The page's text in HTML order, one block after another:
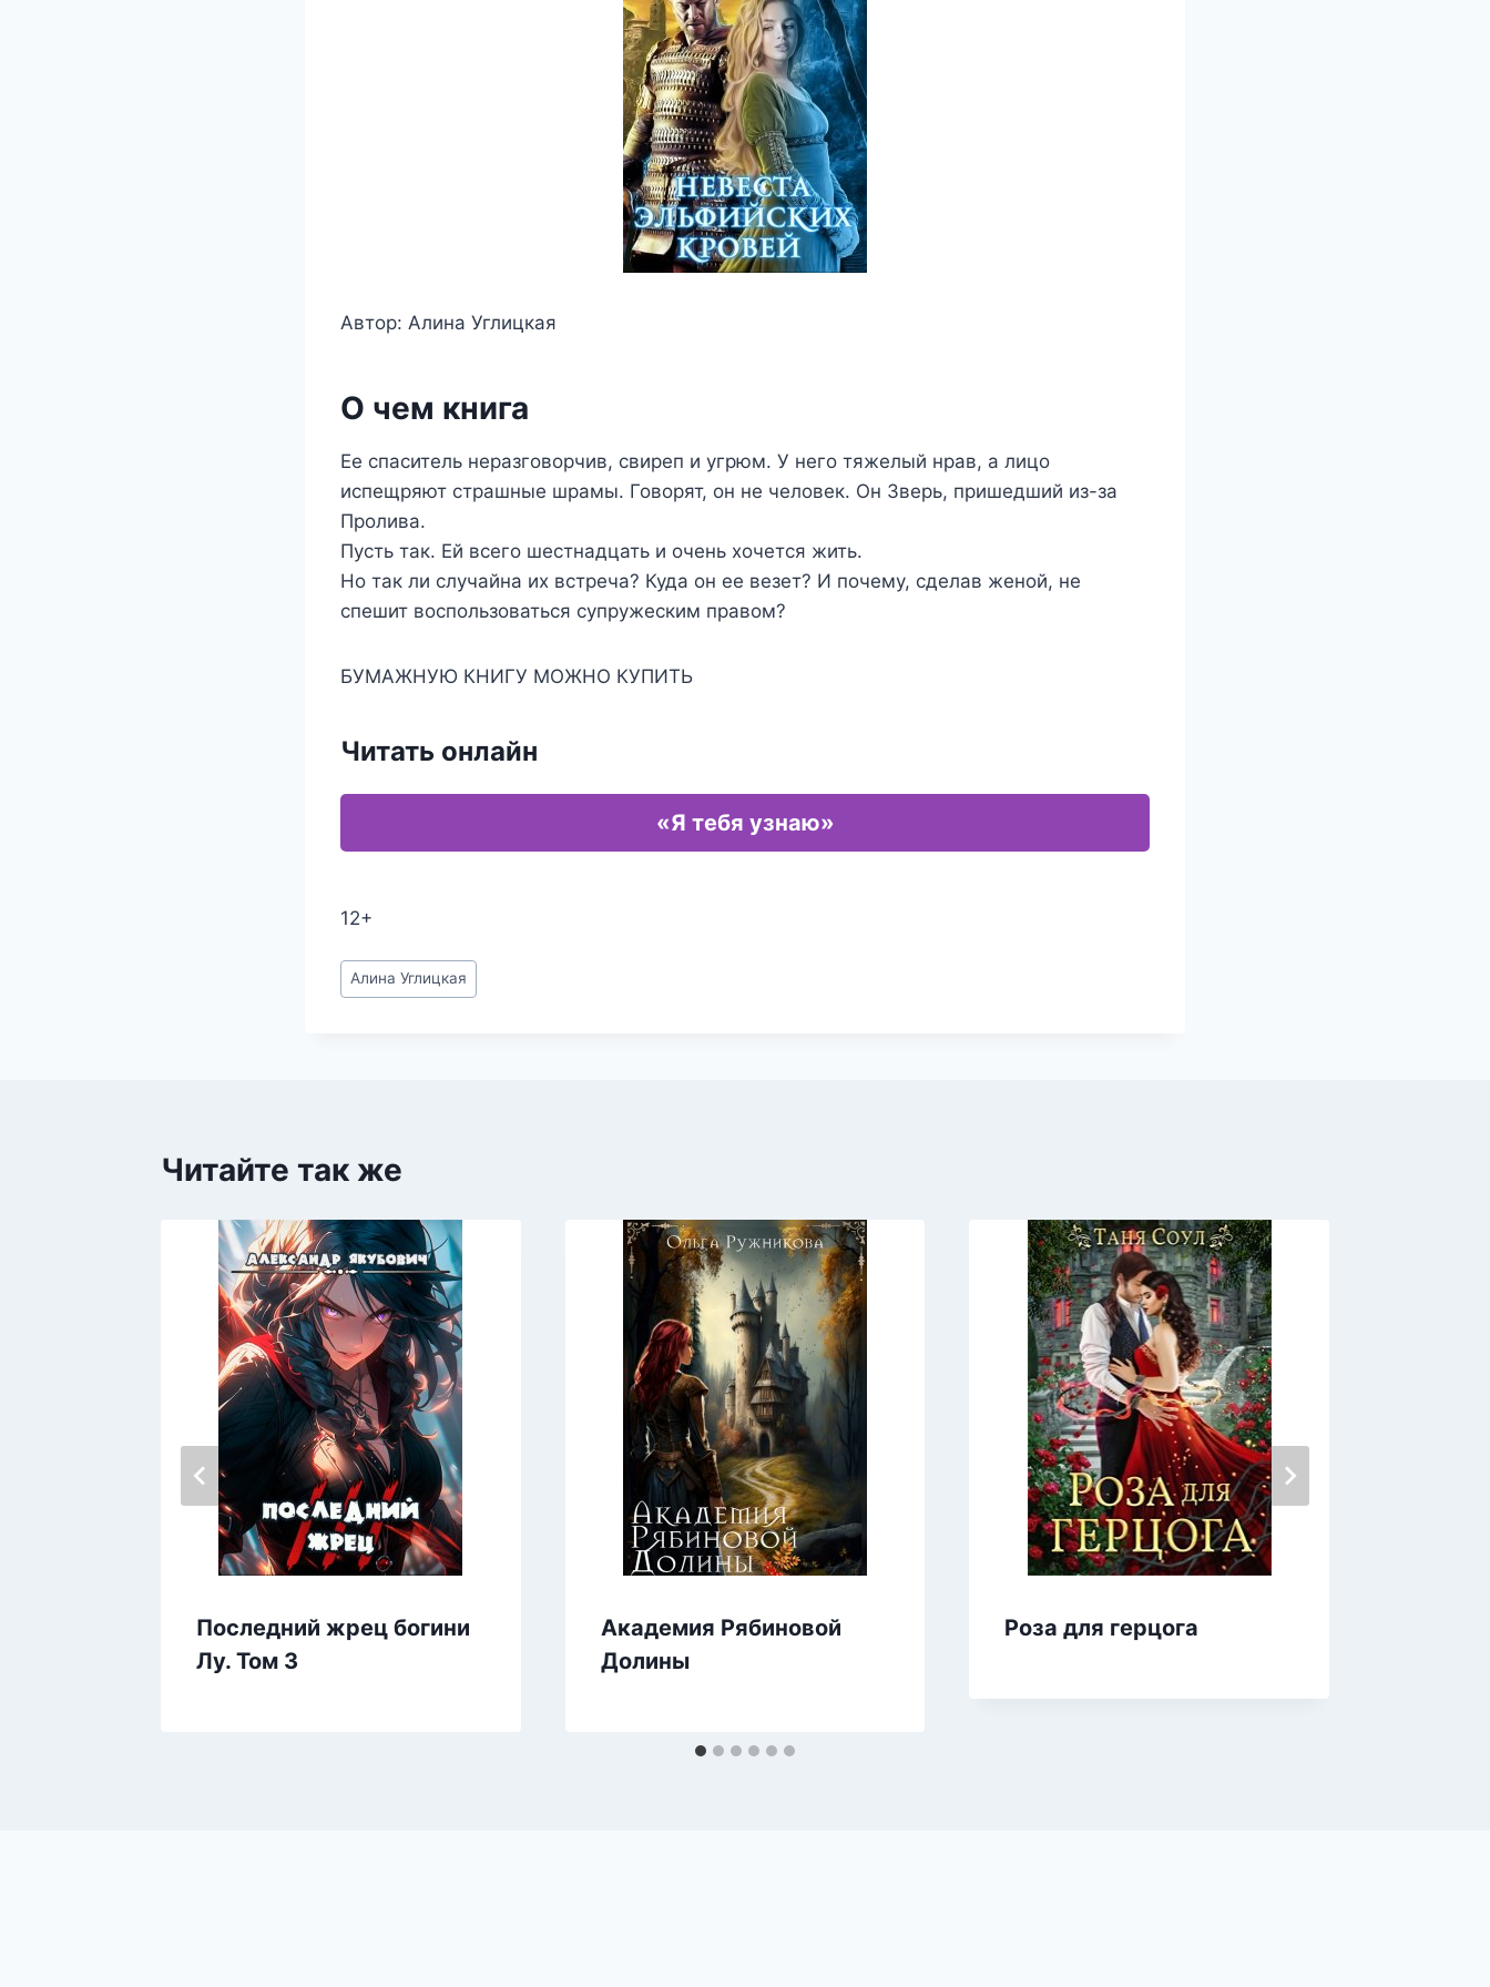
Автор: Алина Углицкая
О чем книга
Ее спаситель неразговорчив, свиреп и угрюм. У него тяжелый нрав, а лицо
испещряют страшные шрамы. Говорят, он не человек. Он Зверь, пришедший из-за
Пролива.
Пусть так. Ей всего шестнадцать и очень хочется жить.
Но так ли случайна их встреча? Куда он ее везет? И почему, сделав женой, не
спешит воспользоваться супружеским правом?
БУМАЖНУЮ КНИГУ МОЖНО КУПИТЬ
Читать онлайн
«Я тебя узнаю»
12+
Метки
записи:
Алина Углицкая
Читайте так же
Последний жрец богини
Лу. Том 3
Академия Рябиновой
Долины
Роза для герцога